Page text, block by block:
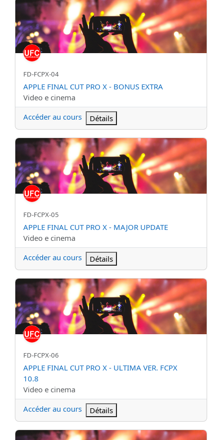
APPLE FINAL CUT PRO X - BONUS EXTRA
Nom abrégé du cours
FD-FCPX-04
Nom du cours
APPLE FINAL CUT PRO X - BONUS EXTRA
Catégorie de cours
Video e cinema
Accéder au cours
Détails
APPLE FINAL CUT PRO X - MAJOR UPDATE
Nom abrégé du cours
FD-FCPX-05
Nom du cours
APPLE FINAL CUT PRO X - MAJOR UPDATE
Catégorie de cours
Video e cinema
Accéder au cours
Détails
APPLE FINAL CUT PRO X - ULTIMA VER. FCPX 10.8
Nom abrégé du cours
FD-FCPX-06
Nom du cours
APPLE FINAL CUT PRO X - ULTIMA VER. FCPX
10.8
Catégorie de cours
Video e cinema
Accéder au cours
Détails
APPLE MOTION - CORSO BASE